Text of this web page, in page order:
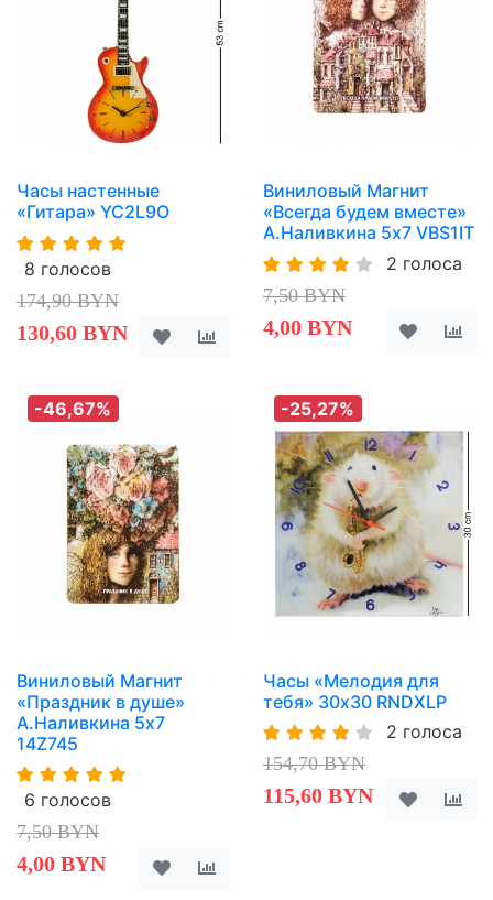
Часы настенные
«Гитара» YC2L9O
8 голосов
174,90 BYN
130,60 BYN
Виниловый Магнит
«Всегда будем вместе»
А.Наливкина 5х7 VBS1IT
2 голоса
7,50 BYN
4,00 BYN
-46,67%
Виниловый Магнит
«Праздник в душе»
А.Наливкина 5х7
14Z745
6 голосов
7,50 BYN
4,00 BYN
-25,27%
Часы «Мелодия для
тебя» 30х30 RNDXLP
2 голоса
154,70 BYN
115,60 BYN